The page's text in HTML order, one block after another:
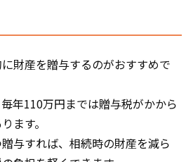
財産を贈与するのがおすすめで
年110万円までは贈与税がかから
ます。
与すれば、相続時の財産を減ら